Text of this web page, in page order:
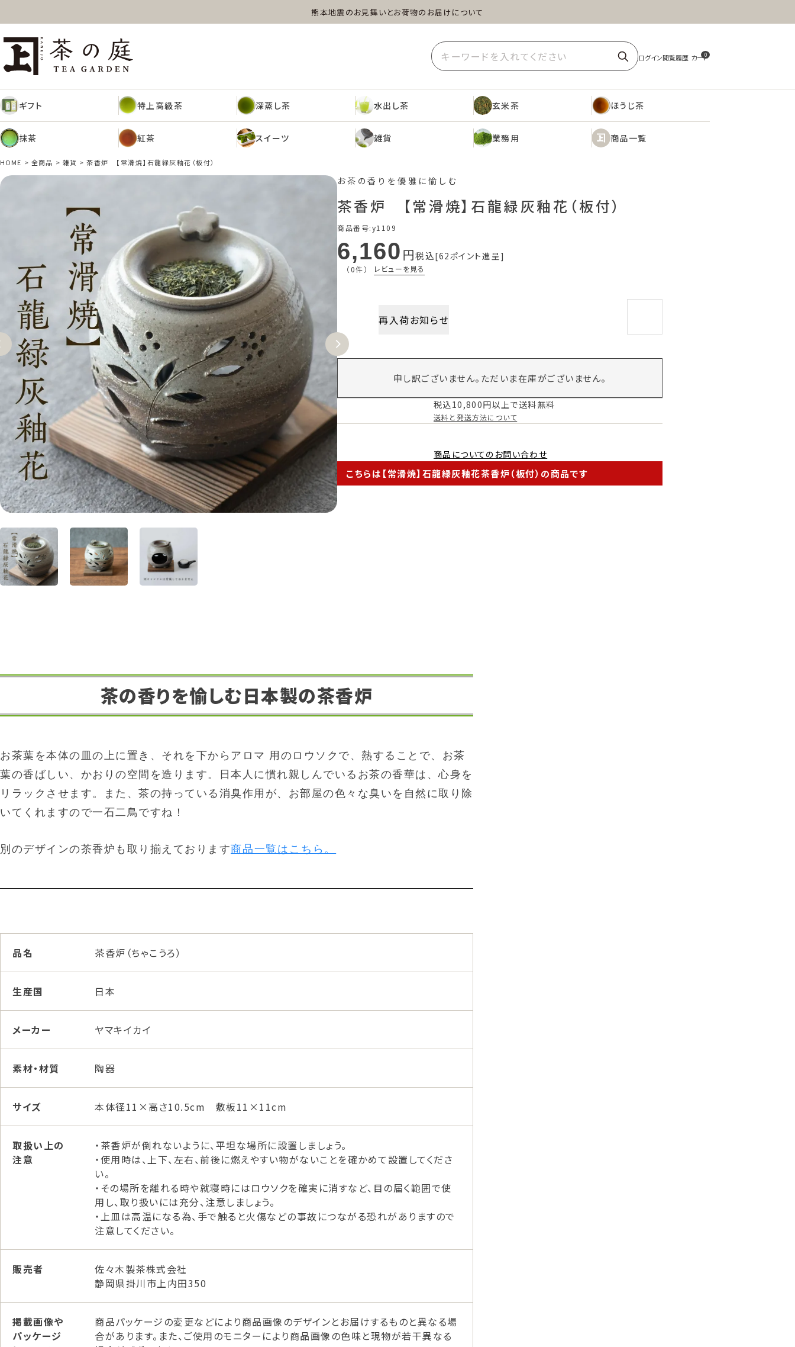
熊本地震のお見舞いとお荷物のお届けについて
0
水出し茶
抹茶 商品一覧
ギフト 特上高級茶 深蒸し茶 水出し茶 玄米茶 ほうじ茶
抹茶 紅茶 スイーツ 雑貨 業務用 商品一覧
HOME 全商品 雑貨 茶香炉 【常滑焼】石龍緑灰釉花（板付）
お茶の香りを優雅に愉しむ
茶香炉 【常滑焼】石龍緑灰釉花（板付）
商品番号 y1109
6,160 税込 62ポイント進呈
（0件） レビューを見る
再入荷お知らせ
申し訳ございません。ただいま在庫がございません。
税込10,800円以上で送料無料
送料と発送方法について
商品についてのお問い合わせ
こちらは【常滑焼】石龍緑灰釉花茶香炉（板付）の商品です
茶の香りを愉しむ日本製の茶香炉
お茶葉を本体の皿の上に置き、それを下からアロマ 用のロウソクで、熱することで、お茶
葉の香ばしい、かおりの空間を造ります。日本人に慣れ親しんでいるお茶の香華は、心身を
リラックさせます。また、茶の持っている消臭作用が、お部屋の色々な臭いを自然に取り除
いてくれますので一石二鳥ですね！
別のデザインの茶香炉も取り揃えております商品一覧はこちら。
品名 茶香炉（ちゃこうろ）
生産国 日本
メーカー ヤマキイカイ
素材・材質 陶器
サイズ 本体径11×高さ10.5cm 敷板11×11cm
取扱い上の
注意
・茶香炉が倒れないように、平坦な場所に設置しましょう。
・使用時は、上下、左右、前後に燃えやすい物がないことを確かめて設置してくださ
い。
・その場所を離れる時や就寝時にはロウソクを確実に消すなど、目の届く範囲で使
用し、取り扱いには充分、注意しましょう。
・上皿は高温になる為、手で触ると火傷などの事故につながる恐れがありますので
注意してください。
販売者
佐々木製茶株式会社
静岡県掛川市上内田350
掲載画像や
パッケージ
商品パッケージの変更などにより商品画像のデザインとお届けするものと異なる場
合があります。また、ご使用のモニターにより商品画像の色味と現物が若干異なる